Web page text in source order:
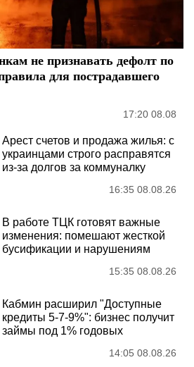
не признавать дефолт по
для пострадавшего
17:20 08.08
Арест счетов и продажа жилья: с
украинцами строго расправятся
из-за долгов за коммуналку
16:35 08.08.26
В работе ТЦК готовят важные
изменения: помешают жесткой
бусификации и нарушениям
15:35 08.08.26
Кабмин расширил "Доступные
кредиты 5-7-9%": бизнес получит
займы под 1% годовых
14:05 08.08.26